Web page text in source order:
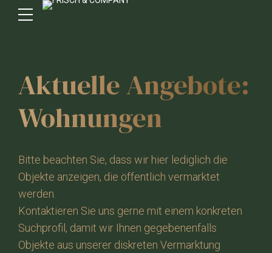
Aktuelle Angebote:
Wohnungen
Bitte beachten Sie, dass wir hier lediglich die
Objekte anzeigen, die öffentlich vermarktet
werden.
Kontaktieren Sie uns gerne mit einem konkreten
Suchprofil, damit wir Ihnen gegebenenfalls
Objekte aus unserer diskreten Vermarktung